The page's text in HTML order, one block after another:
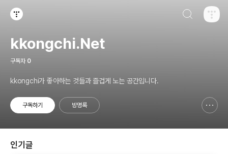
kkongchi.Net
구독자 0
kkongchi가 좋아하는 것들과 즐겁게 노는 공간입니다.
구독하기 방명록
인기글